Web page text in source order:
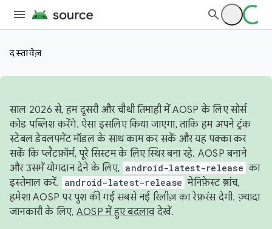
दस्तावेज़
साल 2026 से, हम दूसरी और चौथी तिमाही में AOSP के लिए सोर्स
कोड पब्लिश करेंगे. ऐसा इसलिए किया जाएगा, ताकि हम अपने ट्रंक
स्टेबल डेवलपमेंट मॉडल के साथ काम कर सकें और यह पक्का कर
सकें कि प्लैटफ़ॉर्म, पूरे सिस्टम के लिए स्थिर बना रहे. AOSP बनाने
और उसमें योगदान देने के लिए, android-latest-release का
इस्तेमाल करें.
android-latest-release मेनिफ़ेस्ट ब्रांच,
हमेशा AOSP पर पुश की गई सबसे नई रिलीज़ का रेफ़रंस देगी. ज़्यादा
जानकारी के लिए, AOSP में हुए बदलावदेखें.